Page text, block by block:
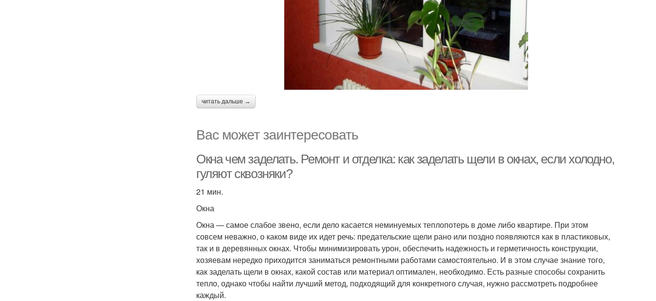
читать дальше →
Вас может заинтересовать
Окна чем заделать. Ремонт и отделка: как заделать щели в окнах, если холодно,
гуляют сквозняки?
21 мин.
Окна
Окна — самое слабое звено, если дело касается неминуемых теплопотерь в доме либо квартире. При этом
совсем неважно, о каком виде их идет речь: предательские щели рано или поздно появляются как в пластиковых,
так и в деревянных окнах. Чтобы минимизировать урон, обеспечить надежность и герметичность конструкции,
хозяевам нередко приходится заниматься ремонтными работами самостоятельно. И в этом случае знание того,
как заделать щели в окнах, какой состав или материал оптимален, необходимо. Есть разные способы сохранить
тепло, однако чтобы найти лучший метод, подходящий для конкретного случая, нужно рассмотреть подробнее
каждый.